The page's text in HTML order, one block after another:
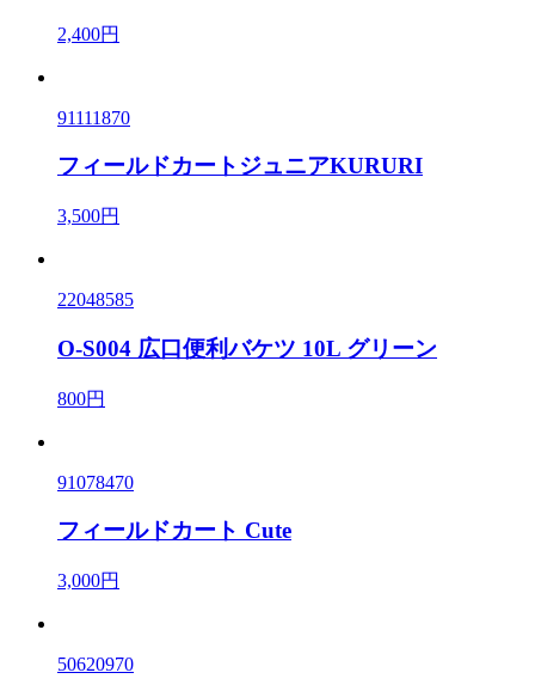
2,400円
91111870
フィールドカートジュニアKURURI
3,500円
22048585
O-S004 広口便利バケツ 10L グリーン
800円
91078470
フィールドカート Cute
3,000円
50620970